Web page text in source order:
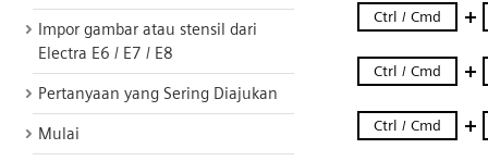
Impor gambar atau stensil dari
Electra E6 / E7 / E8
Pertanyaan yang Sering Diajukan
Mulai